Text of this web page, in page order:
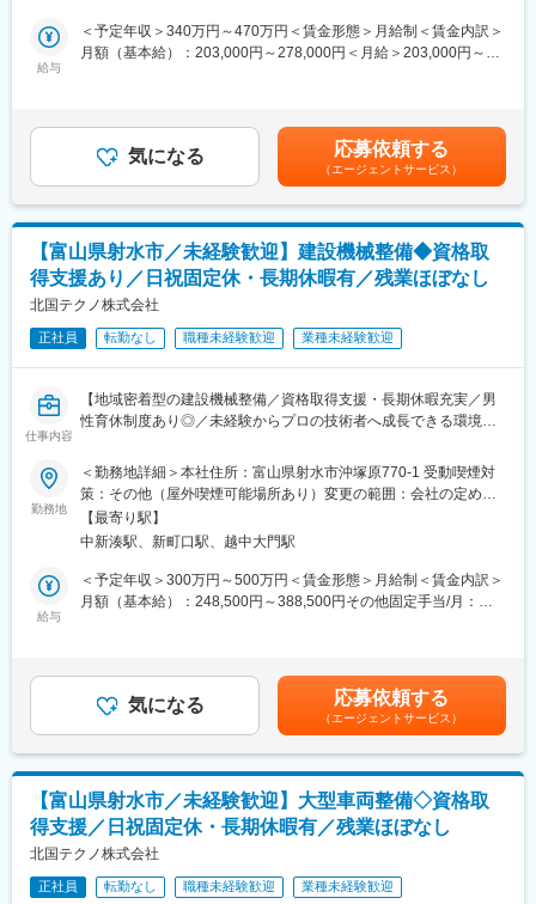
・時間単位年休：午前、午後の半日に分割して休暇を取得できる
ことに加え、1時間単位で休暇を取得可能
とのフィードバック面談を実施いたします。
【手当について】家族手当として、扶養1名8,000円、2名12,000
円、3名16,000円、4名20,000円、食事手当もありと、福利厚生が
充実！
【待機について】サービスエンジニアの方の懸念である「待機」
は原則なし。
土日祝祭日に休日出勤することがございます。（代休取得可)
・土日祝出勤は1回/月程度
変更の範囲：会社の定める業務
現場の安全を守るため、車両・機械が確実に動作する状態を維持
することがミッションです。
・軌道モーターカーや除雪用モーターカーの整備および修理作業
・ホイールローダーやバックホーなど建設機械の定期点検、必要
・作業記録の作成や安全管理に関する書類作成
・将来的には現場の工程管理やスタッフのマネジメントなど管理
職業務もお任せします
■扱うサービス
・鉄道会社、官公庁、建設会社などからの各種依頼案件
・軌道モーターカー、除雪用モータカー、建設機械、特殊車両、
鉄道保守用エンジン
■組織構成
・現場作業員と整備技術者、管理職で構成
■業務の魅力
・幅広い車両や機械の専門知識・技術が身につきます
・将来の管理職候補としてキャリアアップも目指せます
■就業環境
・転勤なし／富山県内拠点で長く勤務可能
・残業は月平均10時間程度
・各種手当や賞与6.1ヶ月（2025年度実績）等、福利厚生も充実
■想定されるキャリアパス
・技術者として現場経験を積み、将来的に管理職や工程管理者へ
ステップアップ
・多様な機械・車両を扱うプロフェッショナルとして長期的に活
給与
＜予定年収＞340万円～470万円＜賃金形態＞月給制＜賃金内訳＞
月額（基本給）：203,000円～278,000円＜月給＞203,000円～
する可能性があります。月給(月額)は固定手当を含めた表記です。
気になる 応募依頼する
（エージェントサービス）
【富山県射水市／未経験歓迎】建設機械整備◆資格取
得支援あり／日祝固定休・長期休暇有／残業ほぼなし
北国テクノ株式会社
正社員 転勤なし 職種未経験歓迎 業種未経験歓迎
仕事内容
【地域密着型の建設機械整備／資格取得支援・長期休暇充実／男
性育休制度あり◎／未経験からプロの技術者へ成長できる環境で
■業務概要：
当社は富山県射水市を拠点に、ショベルカーやクレーン、フォー
クリフトなどの建設機械や産業車両の定期点検・分解整備・修
理・車検・検査業務を一貫して提供しています。
本ポジションでは、フィールド／サポートエンジニアとして、未
経験からでも段階的に専門技術を身につけられる環境で、地域産
■業務詳細：
《入社直後お任せする業務》
入社後は、エンジンオイル交換や部品の取り替え、ネジの締め直
《ゆくゆくお任せする業務》
先輩社員と一緒に簡単な修理や定期点検、動作確認、車検・検査
対応なども経験。
チームで協力しながら、徐々に高度な整備技術を習得していきま
す。
業務に必要な資格取得は会社が全面的に支援し、講習・受験料も
勤務地
＜勤務地詳細＞本社住所：富山県射水市沖塚原770-1 受動喫煙対
策：その他（屋外喫煙可能場所あり）変更の範囲：会社の定める
事業所
【最寄り駅】
中新湊駅、新町口駅、越中大門駅
給与
＜予定年収＞300万円～500万円＜賃金形態＞月給制＜賃金内訳＞
月額（基本給）：248,500円～388,500円その他固定手当/月：
性があります。月給(月額)は固定手当を含めた表記です。
気になる 応募依頼する
（エージェントサービス）
【富山県射水市／未経験歓迎】大型車両整備◇資格取
得支援／日祝固定休・長期休暇有／残業ほぼなし
北国テクノ株式会社
正社員 転勤なし 職種未経験歓迎 業種未経験歓迎